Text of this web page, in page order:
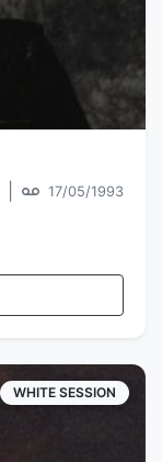
17/05/1993
WHITE SESSION